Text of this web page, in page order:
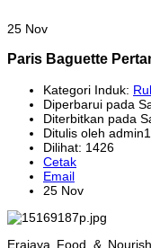
25 Nov
Paris Baguette
Kategori Induk:
Diperbarui pada
Diterbitkan pada
Ditulis oleh admin1
Dilihat: 1426
Cetak
Email
25 Nov
Erajaya Food &